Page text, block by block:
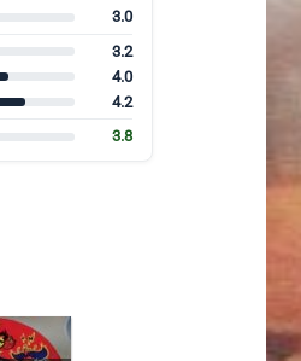
3.0
3.2
4.0
4.2
3.8